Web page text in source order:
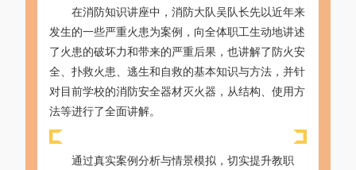
在消防知识讲座中，消防大队吴队长先以近年来
发生的一些严重火患为案例，向全体职工生动地讲述
了火患的破坏力和带来的严重后果，也讲解了防火安
全、扑救火患、逃生和自救的基本知识与方法，并针
对目前学校的消防安全器材灭火器，从结构、使用方
法等进行了全面讲解。
通过真实案例分析与情景模拟，切实提升教职